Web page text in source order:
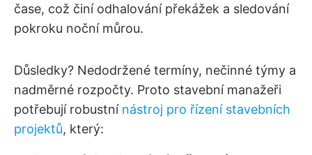
čase, což činí odhalování překážek a sledování
pokroku noční můrou.
Důsledky? Nedodržené termíny, nečinné týmy a
nadměrné rozpočty. Proto stavební manažeři
potřebují robustní nástroj pro řízení stavebních
projektů, který: